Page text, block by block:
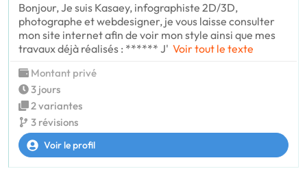
Bonjour, Je suis Kasaey, infographiste 2D/3D,
photographe et webdesigner, je vous laisse consulter
mon site internet afin de voir mon style ainsi que mes
travaux déjà réalisés : ****** J' Voir tout le texte
Montant privé
3 jours
2 variantes
3 révisions
Voir le profil